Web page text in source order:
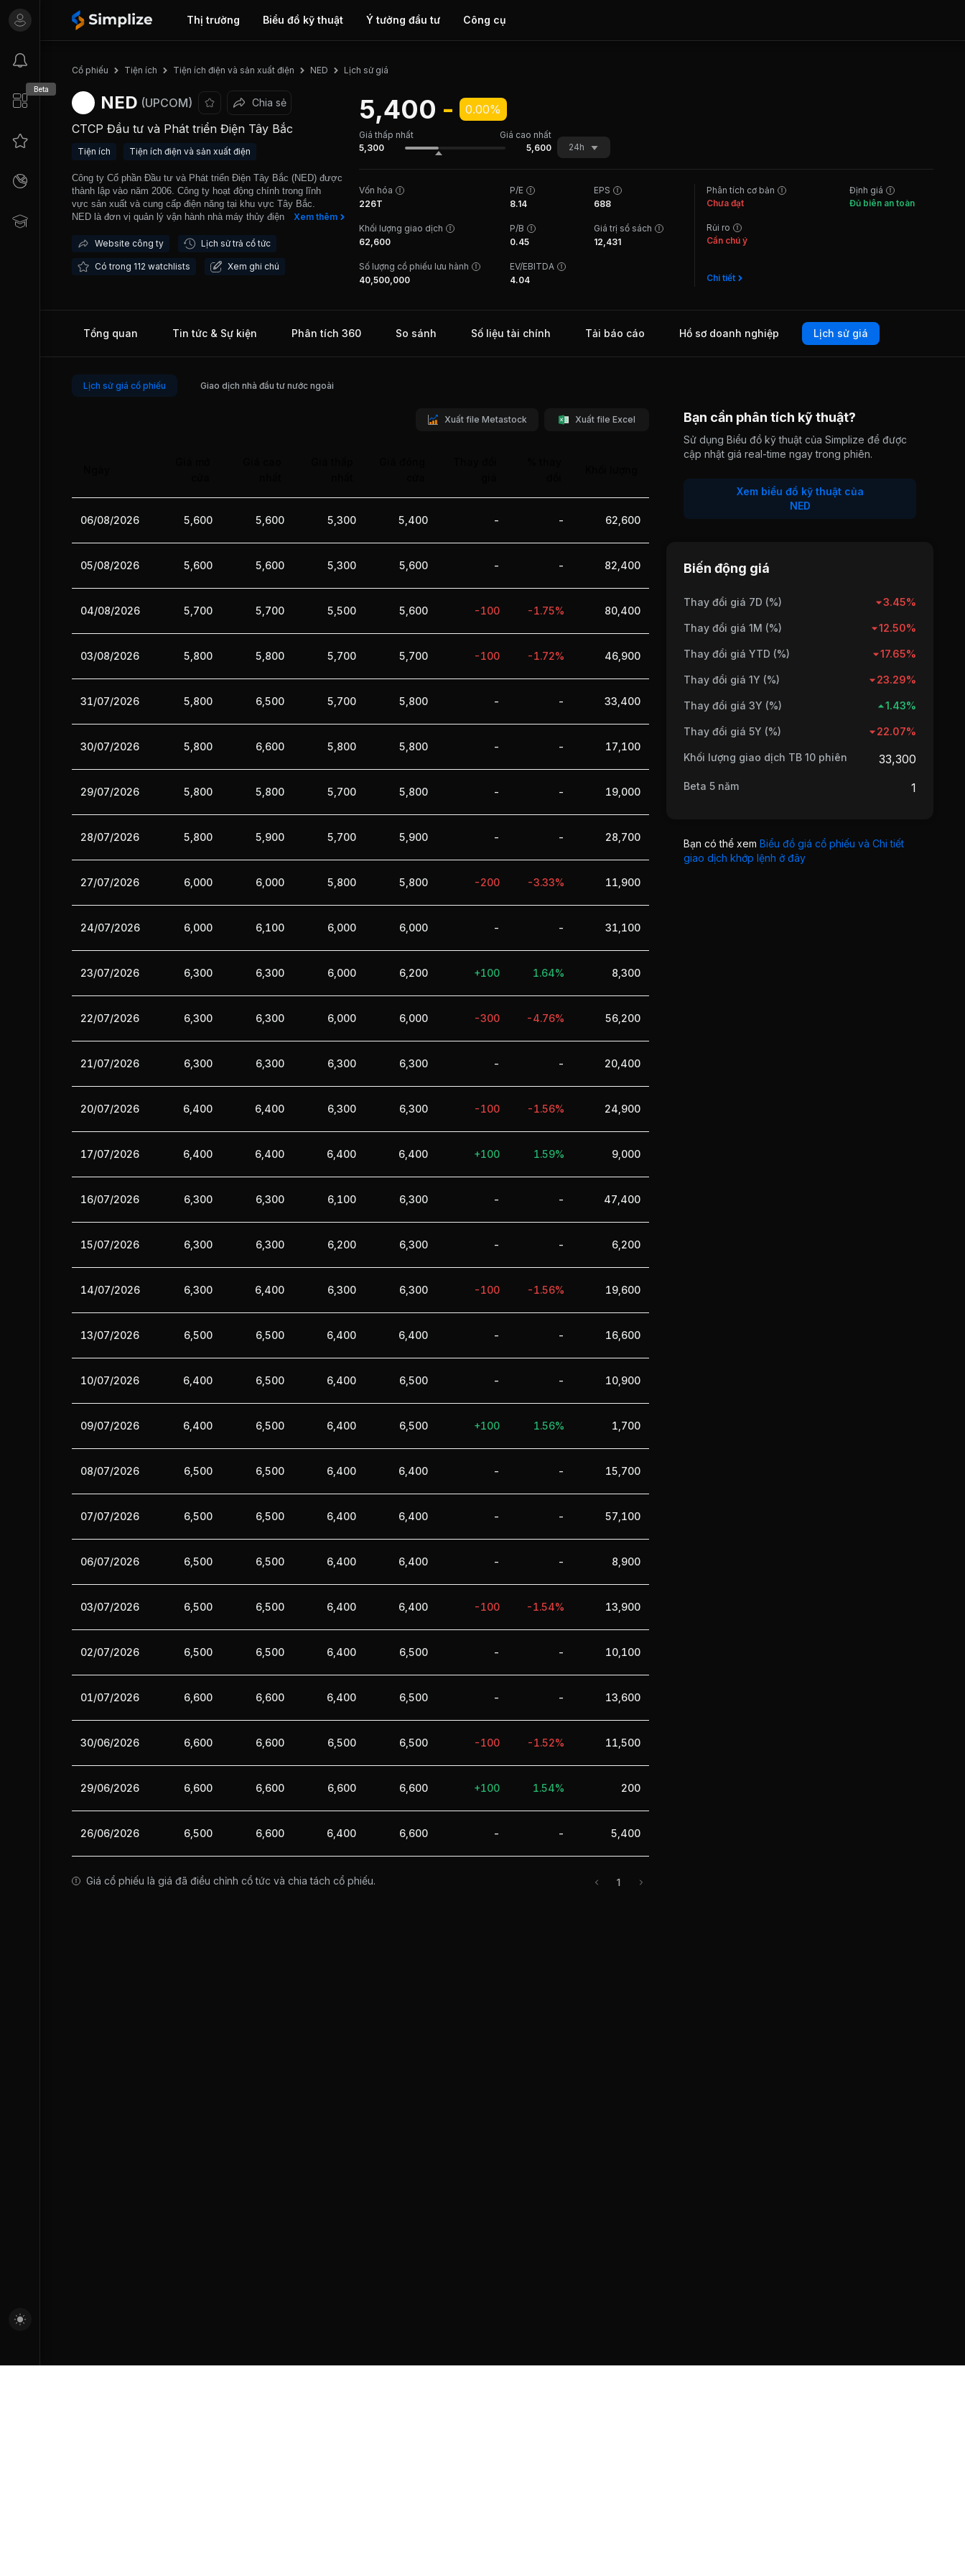
Thị trường Biểu đồ kỹ thuật Ý tưởng đầu tư Công cụ
Beta
Cổ phiếu Tiện ích Tiện ích điện và sản xuất điện NED Lịch sử giá
NED (UPCOM) Chia sẻ
CTCP Đầu tư và Phát triển Điện Tây Bắc
Tiện ích Tiện ích điện và sản xuất điện
Công ty Cổ phần Đầu tư và Phát triển Điện Tây Bắc (NED) được
thành lập vào năm 2006. Công ty hoạt động chính trong lĩnh
vực sản xuất và cung cấp điện năng tại khu vực Tây Bắc.
NED là đơn vị quản lý vận hành nhà máy thủy điện Nậm Chiến 2
Công và Nậm Sọi thuộc huyện Sông Mã tỉnh Sơn La với tổng
lực tài chính mạnh và có kinh nghiệm trong lĩnh vực xây dựng
Công ty Cổ phần Sông Đà 5 và Công ty Cổ phần Thủy điện Nậm
08/2017.
Xem thêm
Website công ty Lịch sử trả cổ tức
Có trong 112 watchlists Xem ghi chú
5,400 - 0.00%
Giá thấp nhất
Giá cao nhất
5,300
5,600 24h
Vốn hóa
226T
P/E
8.14
EPS
688
Khối lượng giao dịch
62,600
P/B
0.45
Giá trị sổ sách
12,431
Số lượng cổ phiếu lưu hành
40,500,000
EV/EBITDA
4.04
Phân tích cơ bản
Chưa đạt
Rủi ro
Cần chú ý
Chi tiết
Định giá
Đủ biên an toàn
Tổng quan Tin tức & Sự kiện Phân tích 360 So sánh Số liệu tài chính Tải báo cáo Hồ sơ doanh nghiệp Lịch sử giá
Lịch sử giá cổ phiếu Giao dịch nhà đầu tư nước ngoài
Xuất file Metastock Xuất file Excel
06/08/2026 5,600 5,600 5,300 5,400 - - 62,600
05/08/2026 5,600 5,600 5,300 5,600 - - 82,400
04/08/2026 5,700 5,700 5,500 5,600 -100 -1.75% 80,400
03/08/2026 5,800 5,800 5,700 5,700 -100 -1.72% 46,900
31/07/2026 5,800 6,500 5,700 5,800 - - 33,400
30/07/2026 5,800 6,600 5,800 5,800 - - 17,100
29/07/2026 5,800 5,800 5,700 5,800 - - 19,000
28/07/2026 5,800 5,900 5,700 5,900 - - 28,700
27/07/2026 6,000 6,000 5,800 5,800 -200 -3.33% 11,900
24/07/2026 6,000 6,100 6,000 6,000 - - 31,100
23/07/2026 6,300 6,300 6,000 6,200 +100 1.64% 8,300
22/07/2026 6,300 6,300 6,000 6,000 -300 -4.76% 56,200
21/07/2026 6,300 6,300 6,300 6,300 - - 20,400
20/07/2026 6,400 6,400 6,300 6,300 -100 -1.56% 24,900
17/07/2026 6,400 6,400 6,400 6,400 +100 1.59% 9,000
16/07/2026 6,300 6,300 6,100 6,300 - - 47,400
15/07/2026 6,300 6,300 6,200 6,300 - - 6,200
14/07/2026 6,300 6,400 6,300 6,300 -100 -1.56% 19,600
13/07/2026 6,500 6,500 6,400 6,400 - - 16,600
10/07/2026 6,400 6,500 6,400 6,500 - - 10,900
09/07/2026 6,400 6,500 6,400 6,500 +100 1.56% 1,700
08/07/2026 6,500 6,500 6,400 6,400 - - 15,700
07/07/2026 6,500 6,500 6,400 6,400 - - 57,100
06/07/2026 6,500 6,500 6,400 6,400 - - 8,900
03/07/2026 6,500 6,500 6,400 6,400 -100 -1.54% 13,900
02/07/2026 6,500 6,500 6,400 6,500 - - 10,100
01/07/2026 6,600 6,600 6,400 6,500 - - 13,600
30/06/2026 6,600 6,600 6,500 6,500 -100 -1.52% 11,500
29/06/2026 6,600 6,600 6,600 6,600 +100 1.54% 200
26/06/2026 6,500 6,600 6,400 6,600 - - 5,400
Giá cổ phiếu là giá đã điều chỉnh cổ tức và chia tách cổ phiếu. 1
Bạn cần phân tích kỹ thuật?
Sử dụng Biểu đồ kỹ thuật của Simplize để được
cập nhật giá real-time ngay trong phiên.
Xem biểu đồ kỹ thuật của
NED
Biến động giá
Thay đổi giá 7D (%) 3.45%
Thay đổi giá 1M (%) 12.50%
Thay đổi giá YTD (%) 17.65%
Thay đổi giá 1Y (%) 23.29%
Thay đổi giá 3Y (%) 1.43%
Thay đổi giá 5Y (%) 22.07%
Khối lượng giao dịch TB 10 phiên 33,300
Beta 5 năm 1
Bạn có thể xem Biểu đồ giá cổ phiếu và Chi tiết
giao dịch khớp lệnh ở đây